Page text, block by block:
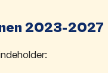
2023-2027